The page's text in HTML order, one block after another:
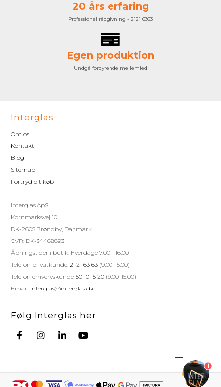
20 års erfaring
Professionel rådgivning - 2121 6363
Egen produktion
Undgå fordyrende mellemled
Interglas
Om os
Kontakt
Blog
Sitemap
Fortryd dit køb
Interglas ApS
Kornmarksvej 10
DK-2605 Brøndby, Danmark
CVR: DK-34468893
Åbningstider i butik: Hverdage 7.00 - 16.00
Telefon privatkunde:21 21 63 63 (9.00-15.00)
Telefon erhvervskunde:50 10 15 20 (9.00-15.00)
Email: interglas@interglas.dk
Følg Interglas her
1